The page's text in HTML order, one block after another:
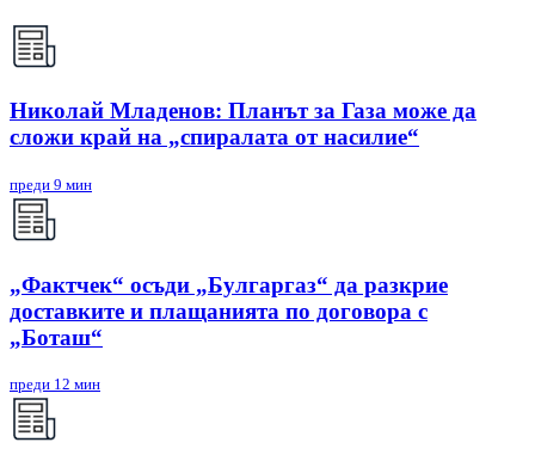
Николай Младенов: Планът за Газа може да
сложи край на „спиралата от насилие“
преди 9 мин
„Фактчек“ осъди „Булгаргаз“ да разкрие
доставките и плащанията по договора с
„Боташ“
преди 12 мин